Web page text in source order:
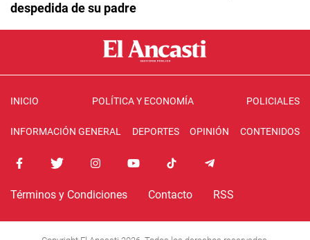
despedida de su padre
INICIO POLÍTICA Y ECONOMÍA POLICIALES
INFORMACIÓN GENERAL DEPORTES OPINIÓN CONTENIDOS
Términos y Condiciones Contacto RSS